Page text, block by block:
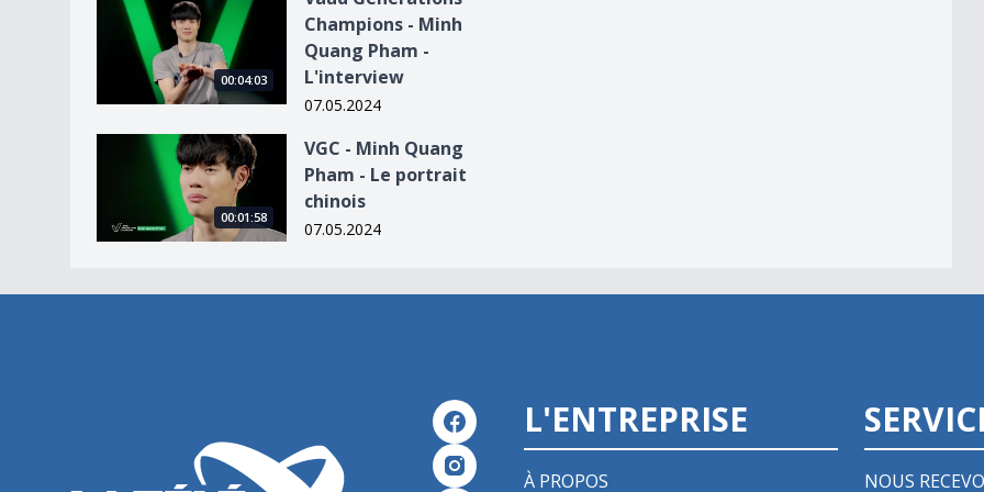
Vaud Générations Champions - Minh Quang Pham - L&#039;interview
00:04:03
Champions - Minh
Quang Pham -
L'interview
07.05.2024
VGC - Minh Quang Pham - Le portrait chinois
00:01:58
VGC - Minh Quang
Pham - Le portrait
chinois
07.05.2024
L'ENTREPRISE
À PROPOS NOUS